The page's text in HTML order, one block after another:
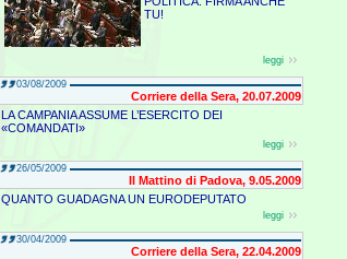
TU!
leggi
03/08/2009
Corriere della Sera, 20.07.2009
LA CAMPANIA ASSUME L’ESERCITO DEI
«COMANDATI»
leggi
26/05/2009
Il Mattino di Padova, 9.05.2009
QUANTO GUADAGNA UN EURODEPUTATO
leggi
30/04/2009
Corriere della Sera, 22.04.2009